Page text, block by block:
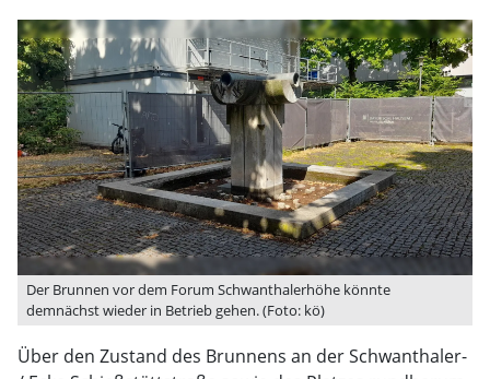
Der Brunnen vor dem Forum Schwanthalerhöhe könnte
demnächst wieder in Betrieb gehen. (Foto: kö)
Über den Zustand des Brunnens an der Schwanthaler-